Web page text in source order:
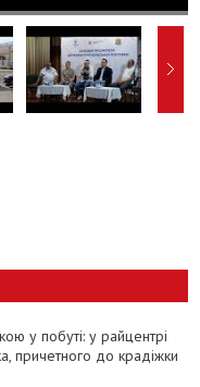
у побуті: у райцентрі
причетного до крадіжки